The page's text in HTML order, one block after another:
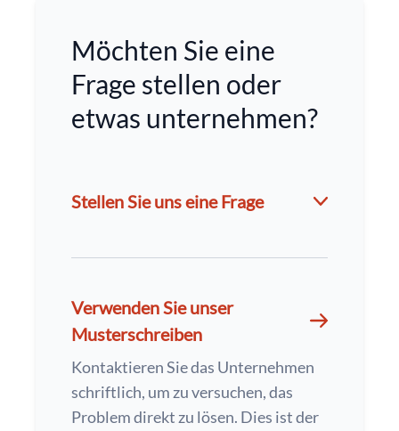
Möchten Sie eine
Frage stellen oder
etwas unternehmen?
Stellen Sie uns eine Frage
Verwenden Sie unser
Musterschreiben
Kontaktieren Sie das Unternehmen
schriftlich, um zu versuchen, das
Problem direkt zu lösen. Dies ist der